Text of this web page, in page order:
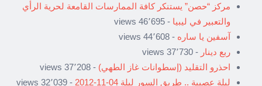
مركز “حصن” يستنكر كافة الممارسات القامعة لحرية الرأي
والتعبير في ليبيا - 46٬695 views
آسفين يا ساره - 44٬608 views
ربع دينار - 37٬730 views
احذرو التقليد (إسطوانات غاز الطهي) - 37٬208 views
ليلة عصيبة .. طريق السور ليلة 04-11-2012
- 32٬039 views